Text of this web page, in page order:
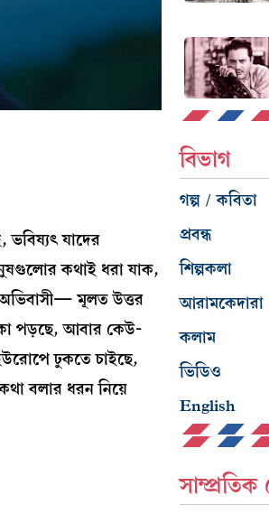
যাদের
কথাই ধরা যাক,
অভিবাসী— মূলত উত্তর
পড়ছে, আবার কেউ-
ঢুকতে চাইছে,
বলার ধরন নিয়ে
বিভাগ
গল্প / কবিতা
প্রবন্ধ
শিল্পকলা
আরামকেদারা
কলাম
ভিডিও
English
সাম্প্রতিক